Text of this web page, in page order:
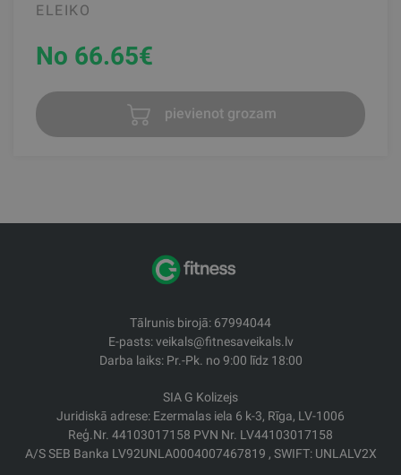
ELEIKO
No 66.65€
pievienot grozam
Tālrunis birojā: 67994044
E-pasts: veikals@fitnesaveikals.lv
Darba laiks: Pr.-Pk. no 9:00 līdz 18:00
SIA G Kolizejs
Juridiskā adrese: Ezermalas iela 6 k-3, Rīga, LV-1006
Reģ.Nr. 44103017158 PVN Nr. LV44103017158
A/S SEB Banka LV92UNLA0004007467819 , SWIFT: UNLALV2X